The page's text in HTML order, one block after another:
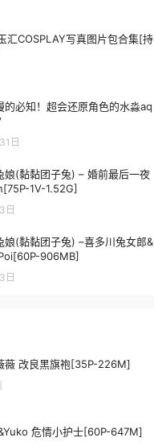
汇COSPLAY写真图片包合集[持
的必知！超会还原角色的水淼aq
日
娘(黏黏团子兔) – 婚前最后一夜
1V-1.52G]
日
娘(黏黏团子兔) –喜多川兔女郎&
906MB]
日
Neko-薇薇 改良黑旗袍[35P-226M]
沫沫 &Yuko 危情小护士[60P-647M]